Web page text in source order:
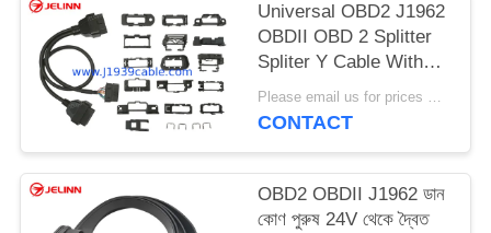
PRIVACY
POLICY
Universal OBD2 J1962
OBDII OBD 2 Splitter
Spliter Y Cable With
Multi Mounting
Brackets for All Car
Please email us for prices MOQ:১০০ পিসি
CONTACT
OBD2 OBDII J1962 ডান
কোণ পুরুষ 24V থেকে দ্বৈত